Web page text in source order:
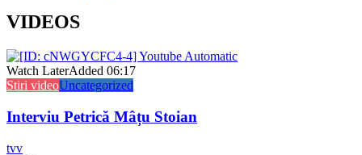
VIDEOS
Watch LaterAdded 06:17
Stiri videoUncategorized
Interviu Petrică Mâțu Stoian
tvv